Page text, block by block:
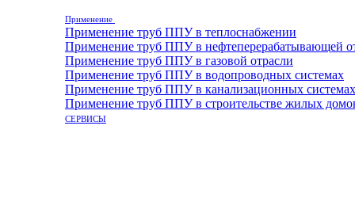
Применение
Применение труб ППУ в теплоснабжении
Применение труб ППУ в нефтеперерабатывающей
Применение труб ППУ в газовой отрасли
Применение труб ППУ в водопроводных системах
Применение труб ППУ в канализационных системах
Применение труб ППУ в строительстве жилых
СЕРВИСЫ